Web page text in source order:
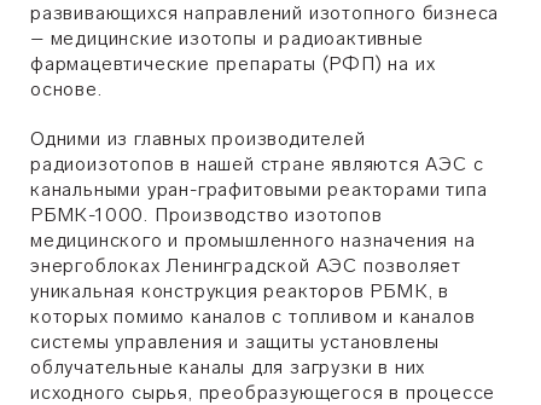
развивающихся направлений изотопного бизнеса
– медицинские изотопы и радиоактивные
фармацевтические препараты (РФП) на их
основе.
Одними из главных производителей
радиоизотопов в нашей стране являются АЭС с
канальными уран-графитовыми реакторами типа
РБМК-1000. Производство изотопов
медицинского и промышленного назначения на
энергоблоках Ленинградской АЭС позволяет
уникальная конструкция реакторов РБМК, в
которых помимо каналов с топливом и каналов
системы управления и защиты установлены
облучательные каналы для загрузки в них
исходного сырья, преобразующегося в процессе